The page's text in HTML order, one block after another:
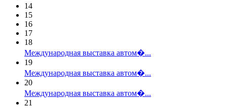
14
15
16
17
18
Международная выставка автом�...
19
Международная выставка автом�...
20
Международная выставка автом�...
21